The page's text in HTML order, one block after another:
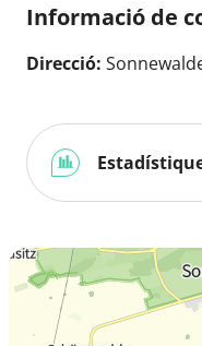
Informació de
Direcció: